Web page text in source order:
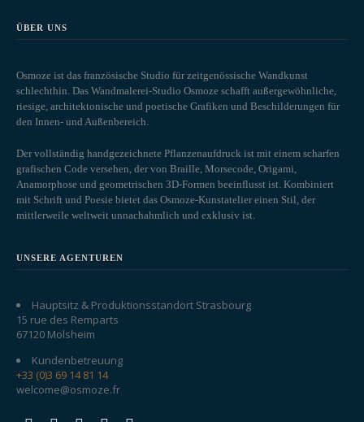
ÜBER UNS
Osmoze ist das französische Studio für zeitgenössische Wandkunst
schlechthin. Das Wandmalerei-Studio Osmoze schafft außergewöhnliche,
riesige, architektonische und poetische Grafiken und Beschilderungen für
den Innen- und Außenbereich.
Der vollständig handgezeichnete Pflanzenaufdruck ist mit einem scharfen
grafischen Code versehen, der von Braille, Morsecode, Origami,
Anamorphose und geometrischen 3D-Formen beeinflusst ist. Kombiniert
mit Schrift und Poesie bietet das Osmoze-Kunstatelier einen Stil, der
mittlerweile weltweit unnachahmlich und exklusiv ist.
UNSERE AGENTUREN
Hauptsitz & Produktionsstandort Strasbourg
15 rue des Remparts
67120 Molsheim
Kundenbetreuung
+33 (0)3 69 14 81 14
welcome@osmoze.fr